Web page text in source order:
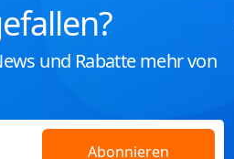
und Rabatte mehr von